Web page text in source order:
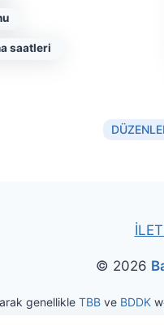
saatleri
© 2026
genellikle TBB ve BDDK